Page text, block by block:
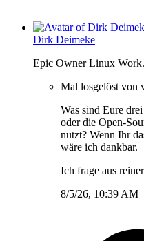
Dirk Deimeke
Epic Owner Linux
Mal losgelöst von
Was sind Eure
oder die Open-
nutzt? Wenn Ihr
wäre ich dankbar.
Ich frage aus
8/5/26, 10:39 AM